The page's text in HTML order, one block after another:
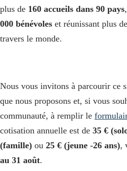
plus de 160 accueils dans 90 pays
000 bénévoles et réunissant plus de
travers le monde.
Nous vous invitons à parcourir ce
que nous proposons et, si vous
communauté, à remplir le
cotisation annuelle est de 35 €
(famille) ou 25 € (jeune -26 ans),
au 31 août.